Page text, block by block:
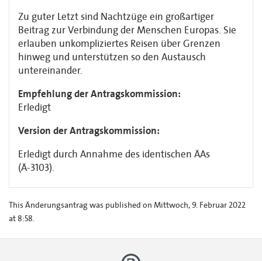
Zu guter Letzt sind Nachtzüge ein großartiger
Beitrag zur Verbindung der Menschen Europas. Sie
erlauben unkompliziertes Reisen über Grenzen
hinweg und unterstützen so den Austausch
untereinander.
Empfehlung der Antragskommission:
Erledigt
Version der Antragskommission:
Erledigt durch Annahme des identischen ÄAs
(Ä-3103).
This Änderungsantrag was published on Mittwoch, 9. Februar 2022
at 8:58.